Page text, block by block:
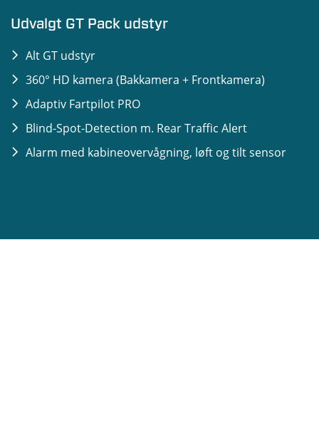
Elektrisk bagklap
Udvalgt GT Pack udstyr
Alt GT udstyr
360° HD kamera (Bakkamera + Frontkamera)
Adaptiv Fartpilot PRO
Blind-Spot-Detection m. Rear Traffic Alert
Alarm med kabineovervågning, løft og tilt sensor